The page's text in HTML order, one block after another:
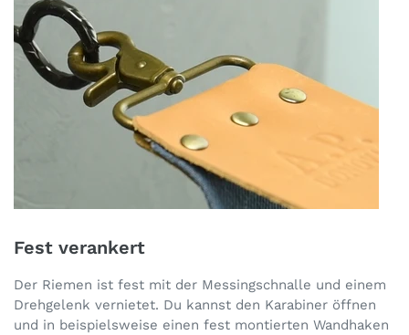
Fest verankert
Der Riemen ist fest mit der Messingschnalle und einem
Drehgelenk vernietet. Du kannst den Karabiner öffnen
und in beispielsweise einen fest montierten Wandhaken